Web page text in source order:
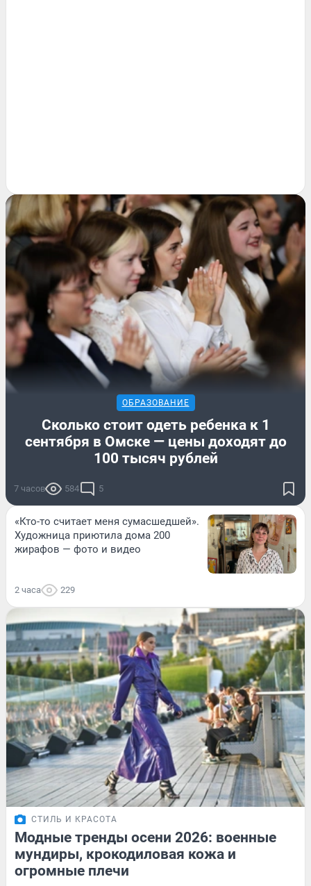
ОБРАЗОВАНИЕ
Сколько стоит одеть ребенка к 1
сентября в Омске — цены доходят до
100 тысяч рублей
7 часов 584 5
«Кто-то считает меня сумасшедшей».
Художница приютила дома 200
жирафов — фото и видео
2 часа 229
СТИЛЬ И КРАСОТА
Модные тренды осени 2026: военные
мундиры, крокодиловая кожа и
огромные плечи